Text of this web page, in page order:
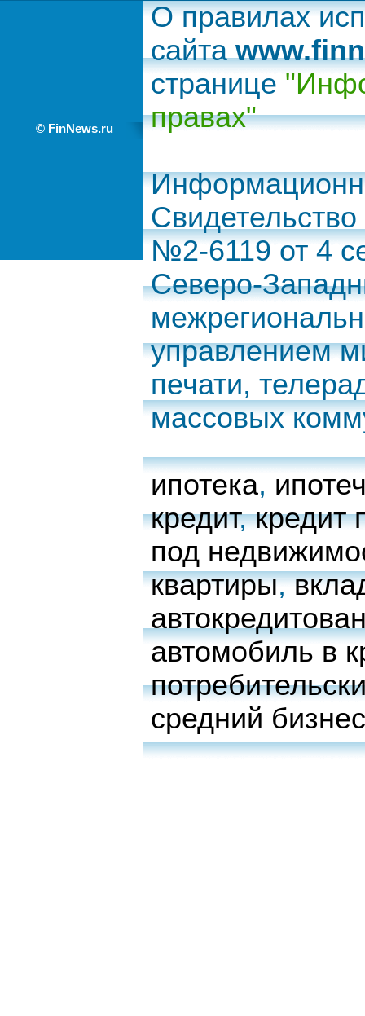
© FinNews.ru
О правилах
сайта
странице
правах"
№2-6119 от 4
Северо-
управлением
печати,
массовых
ипотека,
кредит,кредит
под
квартиры,
автомобиль в
средний бизнес